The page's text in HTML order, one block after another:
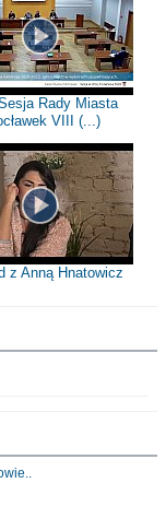
Rady Miasta
VIII (...)
z Anną Hnatowicz